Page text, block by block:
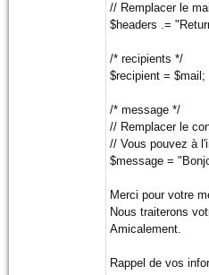
// Remplacer le
$headers .=
/* recipients */
$recipient = $mail;
/* message */
// Remplacer le
// Vous pouvez à
$message =
Merci pour votre
Nous traiterons
Amicalement.
Rappel de vos